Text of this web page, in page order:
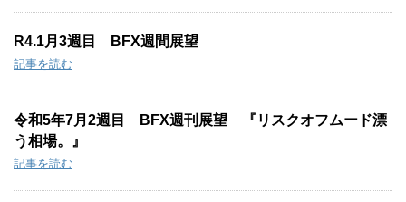
R4.1月3週目 BFX週間展望
記事を読む
令和5年7月2週目 BFX週刊展望 『リスクオフムード漂
う相場。』
記事を読む